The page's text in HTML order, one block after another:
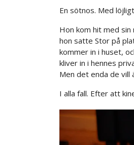
En sötnos. Med
Hon kom hit med
hon satte Stor på
kommer in i huset,
kliver in i hennes
Men det enda de vill
I alla fall. Efter att